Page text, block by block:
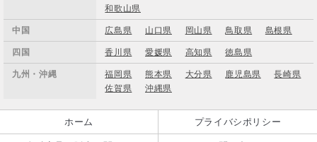
和歌山県
中国 広島県 山口県 岡山県 鳥取県 島根県
四国 香川県 愛媛県 高知県 徳島県
九州・沖縄 福岡県 熊本県 大分県 鹿児島県
長崎県
佐賀県
沖縄県
ホーム プライバシポリシー